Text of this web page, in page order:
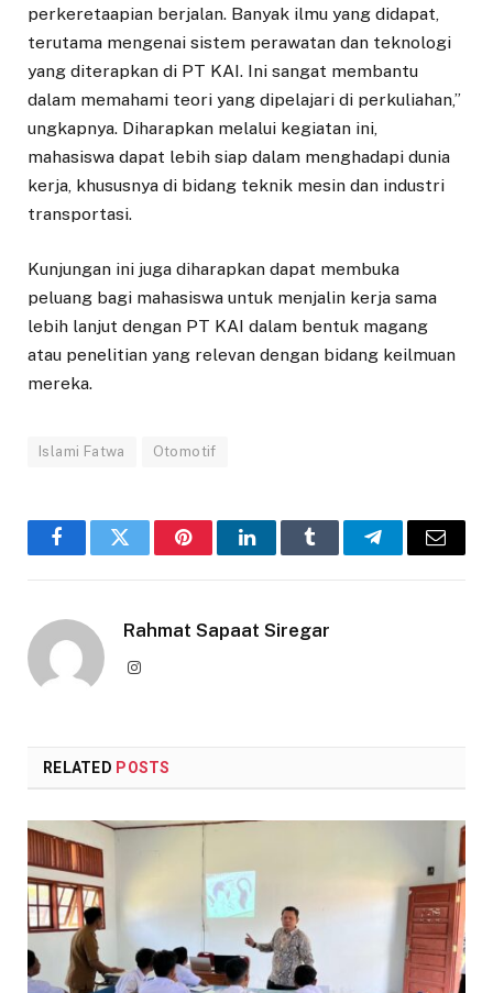
perkeretaapian berjalan. Banyak ilmu yang didapat,
terutama mengenai sistem perawatan dan teknologi
yang diterapkan di PT KAI. Ini sangat membantu
dalam memahami teori yang dipelajari di perkuliahan,”
ungkapnya. Diharapkan melalui kegiatan ini,
mahasiswa dapat lebih siap dalam menghadapi dunia
kerja, khususnya di bidang teknik mesin dan industri
transportasi.
Kunjungan ini juga diharapkan dapat membuka
peluang bagi mahasiswa untuk menjalin kerja sama
lebih lanjut dengan PT KAI dalam bentuk magang
atau penelitian yang relevan dengan bidang keilmuan
mereka.
Islami Fatwa Otomotif
FacebookTwitter PinterestLinkedInTumblr TelegramEmail
Rahmat Sapaat Siregar
Instagram
RELATED POSTS